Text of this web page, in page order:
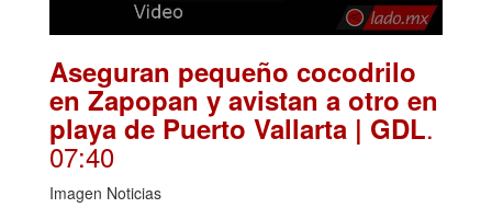
Aseguran pequeño cocodrilo
en Zapopan y avistan a otro en
playa de Puerto Vallarta | GDL.
07:40
Imagen Noticias